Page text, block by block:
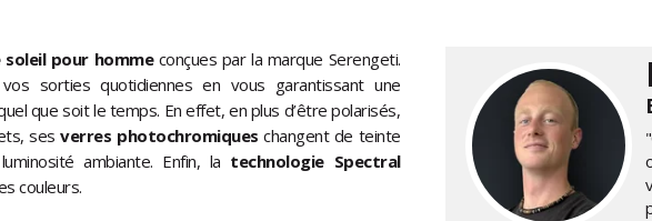
pour hommeconçues par la marque Serengeti.
sorties quotidiennes en vous garantissant une
que soit le temps. En effet, en plus d’être polarisés,
sesverres photochromiqueschangent de teinte
ambiante. Enfin, la technologie Spectral
couleurs.